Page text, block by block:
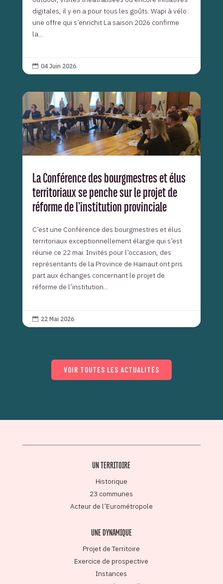
digitales, il y en a pour tous les goûts. Wapi à vélo :
une offre qui s’enrichit La saison 2026 confirme
la...
 04 Juin 2026
La Conférence des bourgmestres et élus
territoriaux se penche sur le projet de
réforme de l’institution provinciale
C’est une Conférence des bourgmestres et élus
territoriaux exceptionnellement élargie qui s’est
réunie ce 22 mai. Invités pour l’occasion, des
représentants de la Province de Hainaut ont pris
part aux échanges concernant le projet de
réforme de l’institution...
 22 Mai 2026
VOIR TOUTES LES ACTUALITÉS
UN TERRITOIRE
Historique
23 communes
Acteur de l’Eurométropole
UNE DYNAMIQUE
Projet de Territoire
Exercice de prospective
Instances